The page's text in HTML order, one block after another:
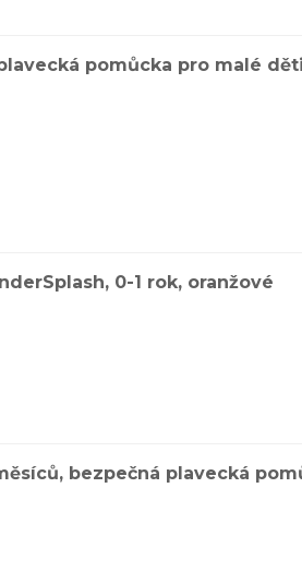
pomůcka pro malé
0-1 rok, oranžové
bezpečná plavecká